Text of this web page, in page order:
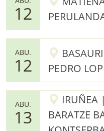
12
ABU.
12
PEDRO
ABU.
13
IRUÑEA
BARATZE